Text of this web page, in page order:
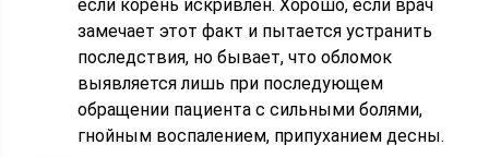
если корень искривлен. Хорошо, если врач
замечает этот факт и пытается устранить
последствия, но бывает, что обломок
выявляется лишь при последующем
обращении пациента с сильными болями,
гнойным воспалением, припуханием десны.